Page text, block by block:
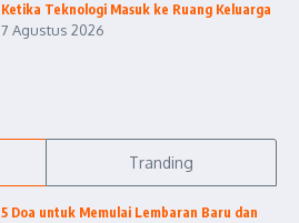
Ketika Teknologi Masuk ke Ruang Keluarga
7 Agustus 2026
Tranding
5 Doa untuk Memulai Lembaran Baru dan